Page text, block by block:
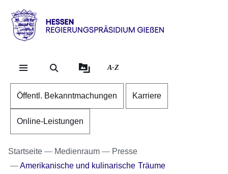
Direkt zum Kopf der
Direkt zum Inhalt
Direkt zum Fuß der
Hessen
RP
A-Z
Öffentl. Bekanntmachungen Karriere
Online-Leistungen
Startseite Medienraum
Presse
Amerikanische und kulinarische Träume